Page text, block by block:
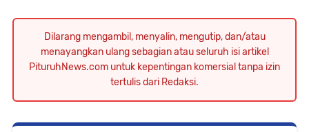
Dilarang mengambil, menyalin, mengutip, dan/atau
menayangkan ulang sebagian atau seluruh isi artikel
PituruhNews.com untuk kepentingan komersial tanpa izin
tertulis dari Redaksi.